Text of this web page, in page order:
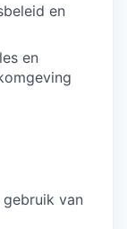
en
en
gebruik van